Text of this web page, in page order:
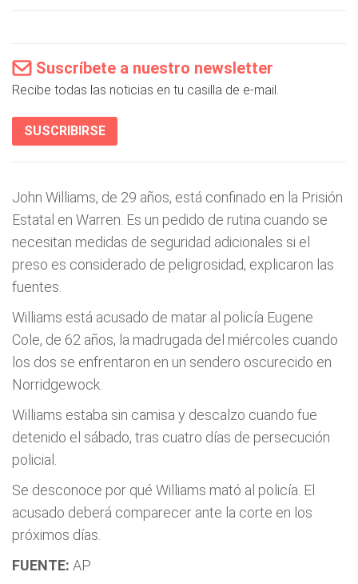
Suscríbete a nuestro newsletter
Recibe todas las noticias en tu casilla de e-mail.
SUSCRIBIRSE
John Williams, de 29 años, está confinado en la Prisión
Estatal en Warren. Es un pedido de rutina cuando se
necesitan medidas de seguridad adicionales si el
preso es considerado de peligrosidad, explicaron las
fuentes.
Williams está acusado de matar al policía Eugene
Cole, de 62 años, la madrugada del miércoles cuando
los dos se enfrentaron en un sendero oscurecido en
Norridgewock.
Williams estaba sin camisa y descalzo cuando fue
detenido el sábado, tras cuatro días de persecución
policial.
Se desconoce por qué Williams mató al policía. El
acusado deberá comparecer ante la corte en los
próximos días.
FUENTE: AP